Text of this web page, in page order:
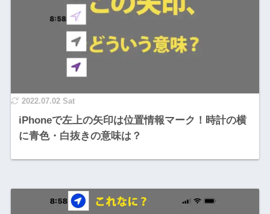
2022.07.02 Sat
iPhoneで左上の矢印は位置情報マーク！時計の横
に青色・白抜きの意味は？